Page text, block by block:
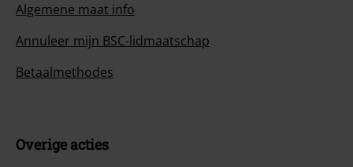
Algemene maat info
Annuleer mijn BSC-lidmaatschap
Betaalmethodes
Overige acties